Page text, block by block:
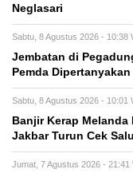
Neglasari
Sabtu, 8 Agustus 2026 - 10:38
Jembatan di
Pemda Dipertanyakan
Sabtu, 8 Agustus 2026 - 10:01
Banjir Kerap Melanda
Jakbar Turun Cek
Jumat, 7 Agustus 2026 - 21:41